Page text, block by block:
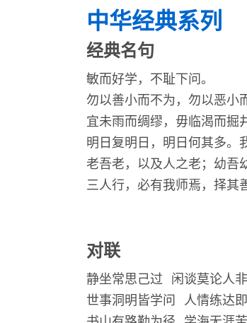
中华经典系列
经典名句
敏而好学，不耻下问。
勿以善小而不为，勿以恶小
宜未雨而绸缪，毋临渴而掘
明日复明日，明日何其多。
老吾老，以及人之老；幼吾
三人行，必有我师焉，择其
对联
静坐常思己过 闲谈莫论人非
世事洞明皆学问 人情练达